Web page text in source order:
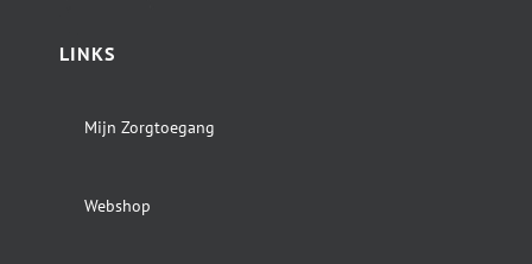
LINKS
Mijn Zorgtoegang
Webshop